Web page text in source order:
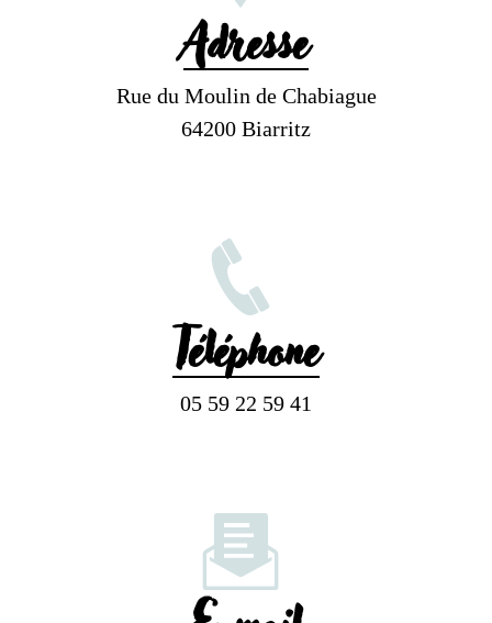
Adresse
Rue du Moulin de Chabiague
64200 Biarritz
Téléphone
05 59 22 59 41